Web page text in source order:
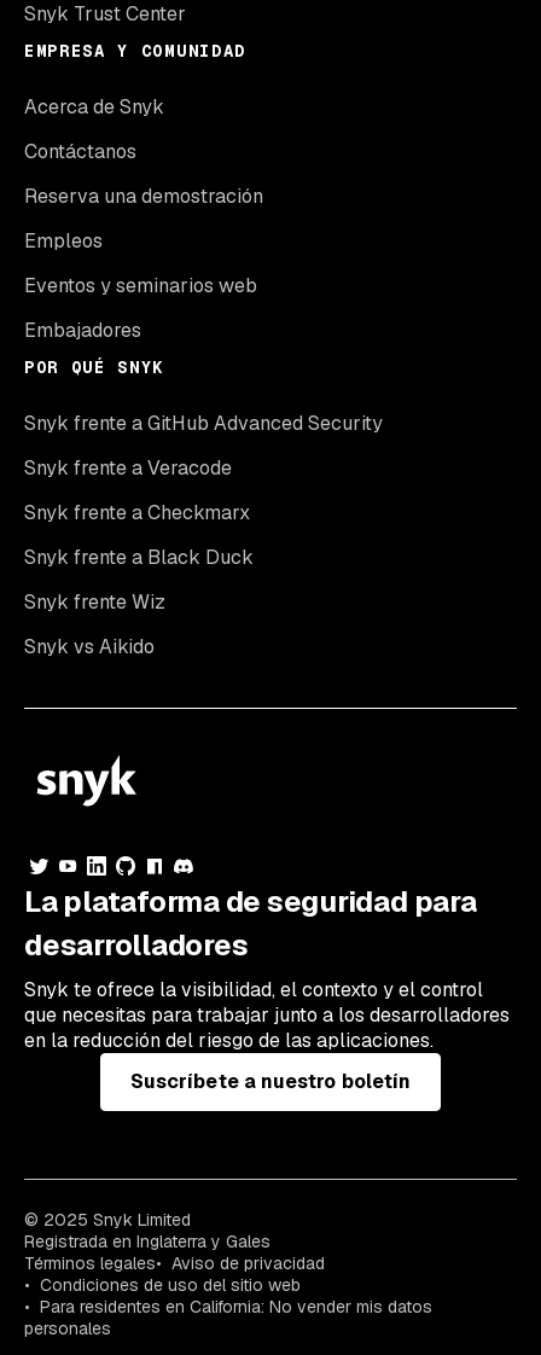
Snyk Trust Center
EMPRESA Y COMUNIDAD
Acerca de Snyk
Contáctanos
Reserva una demostración
Empleos
Eventos y seminarios web
Embajadores
POR QUÉ SNYK
Snyk frente a GitHub Advanced Security
Snyk frente a Veracode
Snyk frente a Checkmarx
Snyk frente a Black Duck
Snyk frente Wiz
Snyk vs Aikido
La plataforma de seguridad para
desarrolladores
Snyk te ofrece la visibilidad, el contexto y el control
que necesitas para trabajar junto a los desarrolladores
en la reducción del riesgo de las aplicaciones.
Suscríbete a nuestro boletín
© 2025 Snyk Limited
Registrada en Inglaterra y Gales
Términos legales
Aviso de privacidad
Condiciones de uso del sitio web
Para residentes en California: No vender mis datos
personales